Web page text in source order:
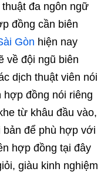
đa ngôn ngữ
đồng cần biên
Gòn hiện nay
về đội ngũ biên
dịch thuật viên nói
hợp đồng nói riêng
từ khâu đầu vào,
để phù hợp với
hợp đồng tại đây
giàu kinh nghiệm